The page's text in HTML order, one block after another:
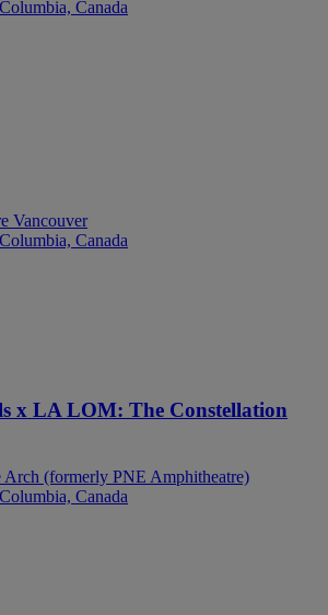
Canada
Vancouver
Canada
x LA LOM: The Constellation
Arch (formerly PNE Amphitheatre)
Canada